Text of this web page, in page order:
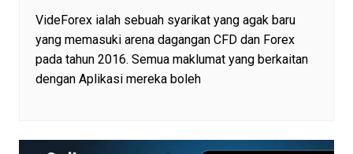
VideForex ialah sebuah syarikat yang agak baru
yang memasuki arena dagangan CFD dan Forex
pada tahun 2016. Semua maklumat yang berkaitan
dengan Aplikasi mereka boleh